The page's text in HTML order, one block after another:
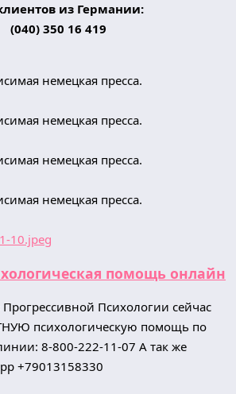
из Германии:
(040) 350 16 419
немецкая пресса.
немецкая пресса.
немецкая пресса.
немецкая пресса.
помощь онлайн
Психологии сейчас
психологическую помощь по
8-800-222-11-07 А так же
+79013158330